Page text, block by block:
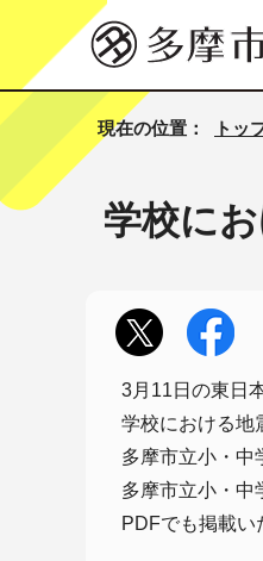
現在の位置： トッ
学校に
3月11日の東日
学校における地
多摩市立小・中
多摩市立小・中
PDFでも掲載い